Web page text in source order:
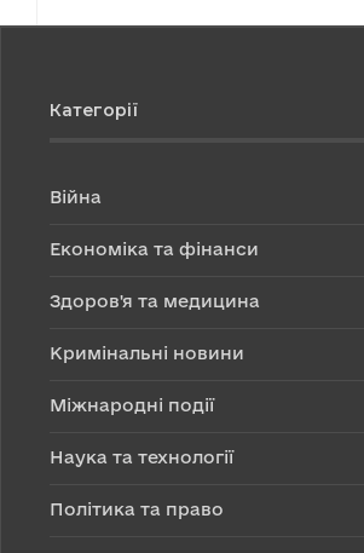
Категорії
Війна
Економіка та фінанси
Здоров'я та медицина
Кримінальні новини
Міжнародні події
Наука та технології
Політика та право